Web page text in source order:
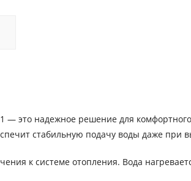
— это надежное решение для
стабильную подачу воды даже при
к системе отопления. Вода